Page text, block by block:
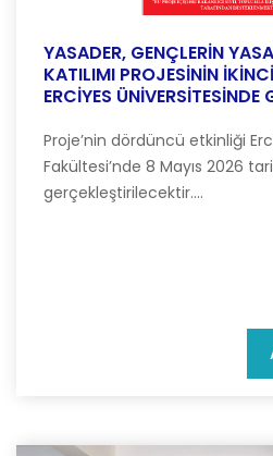
YASADER, GENÇLERİN
KATILIMI PROJESİNİN
ERCİYES ÜNİVERSİTESİNDE
Proje’nin dördüncü etkinliği
Fakültesi’nde 8 Mayıs 2026
gerçekleştirilecektir....